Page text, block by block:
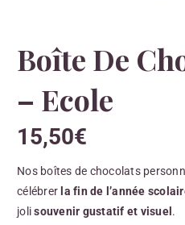
Boîte De
– Ecole
15,50€
Nos boîtes de chocolats
célébrer la fin de l’année
jolisouvenir gustatif et visuel .